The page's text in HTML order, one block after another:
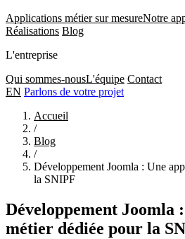
Applications métier sur mesureNotre
Réalisations Blog
L'entreprise
Qui sommes-nousL'équipe Contact
EN Parlons de votre projet
Accueil
/
Blog
/
Développement Joomla : Une
la SNIPF
Développement Joomla
métier dédiée pour la